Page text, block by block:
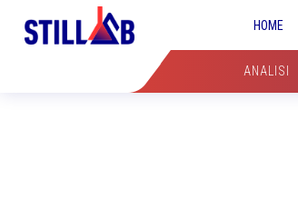
HOME
ANALISI